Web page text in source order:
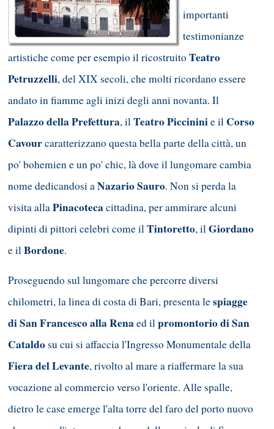
importanti
testimonianze
artistiche come per esempio il ricostruitoTeatro
Petruzzelli, del XIX secoli, che molti ricordano essere
andato in fiamme agli inizi degli anni novanta. Il
Palazzo della Prefettura, ilTeatro Piccininie il Corso
Cavourcaratterizzano questa bella parte della città, un
po' bohemien e un po' chic, là dove il lungomare cambia
nome dedicandosi aNazario Sauro. Non si perda la
visita allaPinacotecacittadina, per ammirare alcuni
dipinti di pittori celebri come ilTintoretto, ilGiordano
e ilBordone.
Proseguendo sul lungomare che percorre diversi
chilometri, la linea di costa di Bari, presenta lespiagge
di San Francesco alla Renaed ilpromontorio di San
Cataldosu cui si affaccia l'Ingresso Monumentale della
Fiera del Levante, rivolto al mare a riaffermare la sua
vocazione al commercio verso l'oriente. Alle spalle,
dietro le case emerge l'alta torre del faro del porto nuovo